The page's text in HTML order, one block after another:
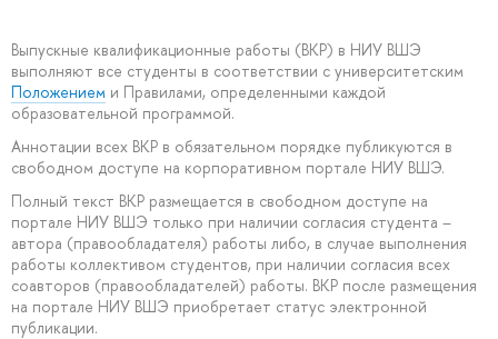
Выпускные квалификационные работы (ВКР) в НИУ ВШЭ
выполняют все студенты в соответствии с университетским
Положением и Правилами, определенными каждой
образовательной программой.
Аннотации всех ВКР в обязательном порядке публикуются в
свободном доступе на корпоративном портале НИУ ВШЭ.
Полный текст ВКР размещается в свободном доступе на
портале НИУ ВШЭ только при наличии согласия студента –
автора (правообладателя) работы либо, в случае выполнения
работы коллективом студентов, при наличии согласия всех
соавторов (правообладателей) работы. ВКР после размещения
на портале НИУ ВШЭ приобретает статус электронной
публикации.